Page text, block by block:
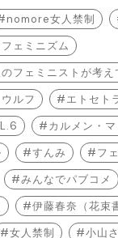
nomore女人禁制
ェミニズム
フェミニストが考え
ルフ
エトセト
カルメン・
すんみ
フ
みんなでパブコメ
伊藤春奈（花束
女人禁制
小山